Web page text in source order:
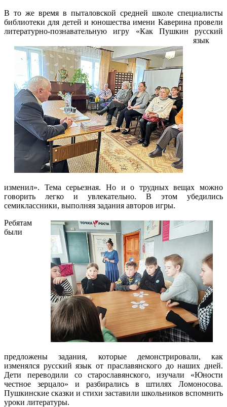
В то же время в пыталовской средней школе специалисты
библиотеки для детей и юношества имени Каверина провели
литературно-познавательную игру «Как Пушкин русский
язык
изменил». Тема серьезная. Но и о трудных вещах можно
говорить легко и увлекательно. В этом убедились
семиклассники, выполняя задания авторов игры.
Ребятам
были
предложены задания, которые демонстрировали, как
изменялся русский язык от праславянского до наших дней.
Дети переводили со старославянского, изучали «Юности
честное зерцало» и разбирались в штилях Ломоносова.
Пушкинские сказки и стихи заставили школьников вспомнить
уроки литературы.